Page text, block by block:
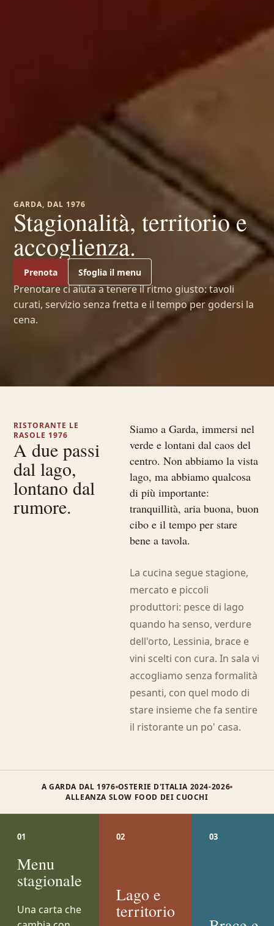
GARDA, DAL 1976
Stagionalità, territorio e
accoglienza.
Prenota Sfoglia il menu
Prenotare ci aiuta a tenere il ritmo giusto: tavoli
curati, servizio senza fretta e il tempo per godersi la
cena.
RISTORANTE LE
RASOLE 1976
A due passi
dal lago,
lontano dal
rumore.
Siamo a Garda, immersi nel
verde e lontani dal caos del
centro. Non abbiamo la vista
lago, ma abbiamo qualcosa
di più importante:
tranquillità, aria buona, buon
cibo e il tempo per stare
bene a tavola.
La cucina segue stagione,
mercato e piccoli
produttori: pesce di lago
quando ha senso, verdure
dell'orto, Lessinia, brace e
vini scelti con cura. In sala vi
accogliamo senza formalità
pesanti, con quel modo di
stare insieme che fa sentire
il ristorante un po' casa.
A GARDA DAL 1976 OSTERIE D'ITALIA 2024-2026
ALLEANZA SLOW FOOD DEI CUOCHI
01
Menu
stagionale
Una carta che
02
Lago e
territorio
03